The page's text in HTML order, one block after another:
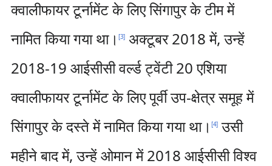
क्वालीफायर टूर्नामेंट के लिए सिंगापुर के टीम में
नामित किया गया था। [3]अक्टूबर 2018 में, उन्हें
2018-19 आईसीसी वर्ल्ड ट्वेंटी 20 एशिया
क्वालीफायर टूर्नामेंट के लिए पूर्वी उप-क्षेत्र समूह में
सिंगापुर के दस्ते में नामित किया गया था। [4]उसी
महीने बाद में, उन्हें ओमान में 2018 आईसीसी विश्व